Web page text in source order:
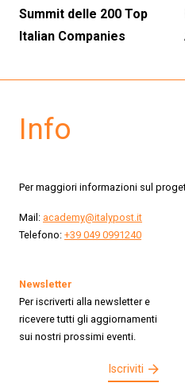
Summit delle 200 Top
Italian Companies
Info
Per maggiori informazioni sul
Mail: academy@italypost.it
Telefono: +39 049 0991240
Newsletter
Per iscriverti alla newsletter e
ricevere tutti gli aggiornamenti
sui nostri prossimi eventi.
Iscriviti